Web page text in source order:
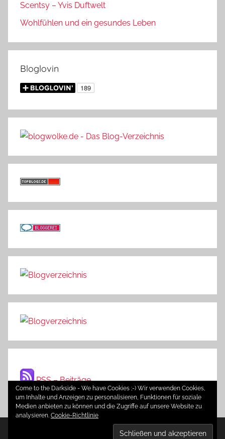
Scentsy – Yvis Duftwelt
Wohlfühlen und ein gesundes Leben
Bloglovin
RSS – Beiträge
WordPress-Theme: Donovan von ThemeZee.
Come to the Darkside - We have Cookies ;-) Wir verwenden Cookies,
um Inhalte und Anzeigen zu personalisieren, Funktionen für soziale
Medien anbieten zu können und die Zugriffe auf unsere Website zu
analysieren. Cookie-Richtlinie